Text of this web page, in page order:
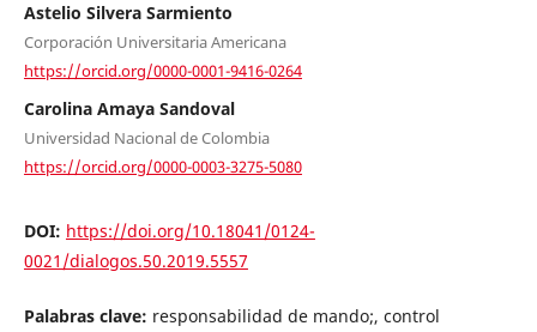
Astelio Silvera Sarmiento
Corporación Universitaria Americana
https://orcid.org/0000-0001-9416-0264
Carolina Amaya Sandoval
Universidad Nacional de Colombia
https://orcid.org/0000-0003-3275-5080
DOI: https://doi.org/10.18041/0124-
0021/dialogos.50.2019.5557
Palabras clave: responsabilidad de mando;, control